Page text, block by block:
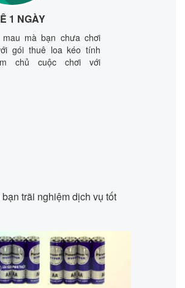
1 NGÀY
mà bạn chưa chơi
gói thuê loa kéo tính
chủ cuộc chơi với
trãi nghiệm dịch vụ tốt